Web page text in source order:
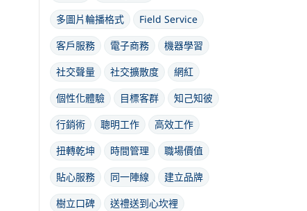
多圖片輪播格式
Field Service
客戶服務
電子商務
機器學習
社交聲量
社交擴散度
網紅
個性化體驗
目標客群
知己知彼
行銷術
聰明工作
高效工作
扭轉乾坤
時間管理
職場價值
貼心服務
同一陣線
建立品牌
樹立口碑
送禮送到心坎裡